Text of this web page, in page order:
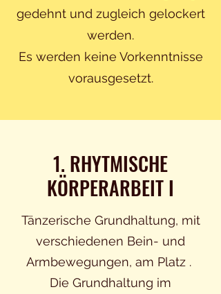
1. RHYTMISCHE
KÖRPERARBEIT I
Tänzerische Grundhaltung, mit
verschiedenen Bein- und
Armbewegungen, am Platz .
Die Grundhaltung im
gedehnt und zugleich gelockert
werden.
Es werden keine Vorkenntnisse
vorausgesetzt.